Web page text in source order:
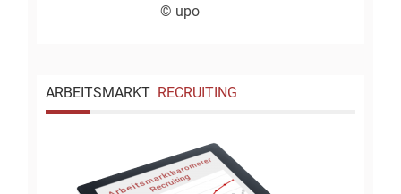
© upo
ARBEITSMARKT RECRUITING